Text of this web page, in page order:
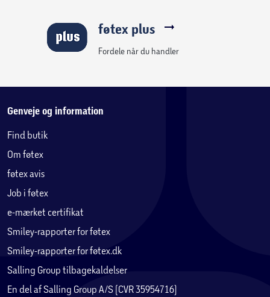
føtex plus
Fordele når du handler
Genveje og information
Find butik
Om føtex
føtex avis
Job i føtex
e-mærket certifikat
Smiley-rapporter for føtex
Smiley-rapporter for føtex.dk
Salling Group tilbagekaldelser
En del af Salling Group A/S (CVR 35954716)